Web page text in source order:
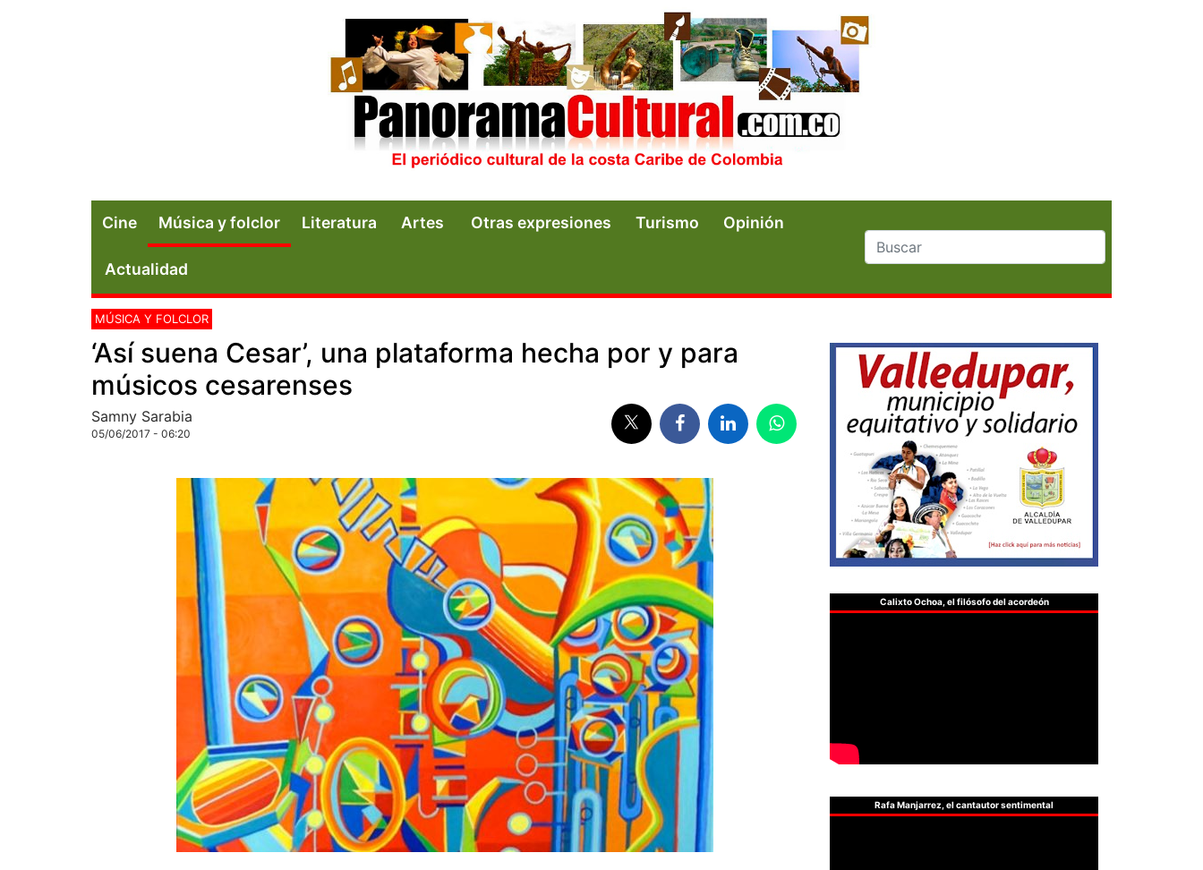
Cine Música y folclor Literatura Artes Otras expresiones Turismo Opinión
Actualidad
MÚSICA Y FOLCLOR
‘Así suena Cesar’, una plataforma hecha por y para
músicos cesarenses
Samny Sarabia
05/06/2017 - 06:20
Calixto Ochoa, el filósofo del acordeón
Rafa Manjarrez, el cantautor sentimental